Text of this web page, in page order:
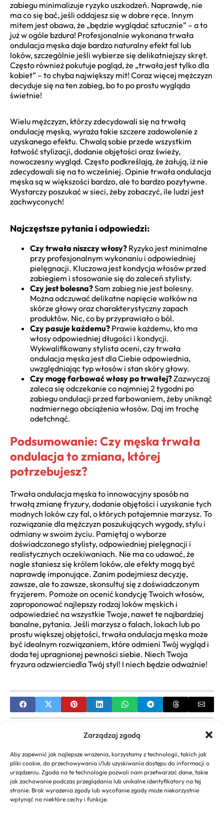
Zarządzaj zgodą
Aby zapewnić jak najlepsze wrażenia, korzystamy z technologii, takich jak
pliki cookie, do przechowywania i/lub uzyskiwania dostępu do informacji o
urządzeniu. Zgoda na te technologie pozwoli nam przetwarzać dane, takie
jak zachowanie podczas przeglądania lub unikalne identyfikatory na tej
stronie. Brak wyrażenia zgody lub wycofanie zgody może niekorzystnie
wpłynąć na niektóre cechy i funkcje.
zabiegu minimalizuje ryzyko uszkodzeń. Naprawdę, nie
ma co się bać, jeśli oddajesz się w dobre ręce. Innym
mitem jest obawa, że „będzie wyglądać sztucznie” – a to
już w ogóle bzdura! Profesjonalnie wykonana trwała
ondulacja męska daje bardzo naturalny efekt fal lub
loków, szczególnie jeśli wybierze się delikatniejszy skręt.
Często również pokutuje pogląd, że „trwała jest tylko dla
kobiet” – to chyba największy mit! Coraz więcej mężczyzn
decyduje się na ten zabieg, bo to po prostu wygląda
świetnie!
Wielu mężczyzn, którzy zdecydowali się na trwałą
ondulację męską, wyraża takie szczere zadowolenie z
uzyskanego efektu. Chwalą sobie przede wszystkim
łatwość stylizacji, dodanie objętości oraz świeży,
nowoczesny wygląd. Często podkreślają, że żałują, iż nie
zdecydowali się na to wcześniej. Opinie trwała ondulacja
męska są w większości bardzo, ale to bardzo pozytywne.
Wystarczy poszukać w sieci, żeby zobaczyć, ile ludzi jest
zachwyconych!
Najczęstsze pytania i odpowiedzi:
Czy trwała niszczy włosy? Ryzyko jest minimalne
przy profesjonalnym wykonaniu i odpowiedniej
pielęgnacji. Kluczowa jest kondycja włosów przed
zabiegiem i stosowanie się do zaleceń stylisty.
Czy jest bolesna?Sam zabieg nie jest bolesny.
Można odczuwać delikatne napięcie wałków na
skórze głowy oraz charakterystyczny zapach
produktów. Nic, co by przyprawiało o ból.
Czy pasuje każdemu? Prawie każdemu, kto ma
włosy odpowiedniej długości i kondycji.
Wykwalifikowany stylista oceni, czy trwała
ondulacja męska jest dla Ciebie odpowiednia,
uwzględniając typ włosów i stan skóry głowy.
Czy mogę farbować włosy po trwałej?Zazwyczaj
zaleca się odczekanie co najmniej 2 tygodni po
zabiegu ondulacji przed farbowaniem, żeby uniknąć
nadmiernego obciążenia włosów. Daj im trochę
odetchnąć.
Podsumowanie: Czy męska trwała
ondulacja to zmiana, której
potrzebujesz?
Trwała ondulacja męska to innowacyjny sposób na
trwałą zmianę fryzury, dodanie objętości i uzyskanie tych
modnych loków czy fal, o których potajemnie marzysz. To
rozwiązanie dla mężczyzn poszukujących wygody, stylu i
odmiany w swoim życiu. Pamiętaj o wyborze
doświadczonego stylisty, odpowiedniej pielęgnacji i
realistycznych oczekiwaniach. Nie ma co udawać, że
nagle staniesz się królem loków, ale efekty mogą być
naprawdę imponujące. Zanim podejmiesz decyzję,
zawsze, ale to zawsze, skonsultuj się z doświadczonym
fryzjerem. Pomoże on ocenić kondycję Twoich włosów,
zaproponować najlepszy rodzaj loków męskich i
odpowiedzieć na wszystkie Twoje, nawet te najbardziej
banalne, pytania. Jeśli marzysz o falach, lokach lub po
prostu większej objętości, trwała ondulacja męska może
być idealnym rozwiązaniem, które odmieni Twój wygląd i
doda tej upragnionej pewności siebie. Niech Twoja
fryzura odzwierciedla Twój styl! I niech będzie odważnie!
Jaki Domowy Sprzęt Do Ćwiczeń Wybrać?
Kompletny Przewodnik i Ranking
NEXT
Horoskop dla Byka na Dziś: Szczegółowe
Prognozy i Praktyczne Wskazówki